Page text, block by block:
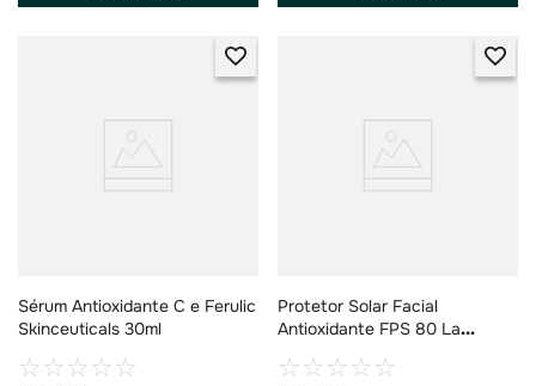
Sérum Antioxidante C e Ferulic
Skinceuticals 30ml
☆☆☆☆☆
Protetor Solar Facial
Antioxidante FPS 80 La
Airlicium+ Cor 1.0 40g
☆☆☆☆☆